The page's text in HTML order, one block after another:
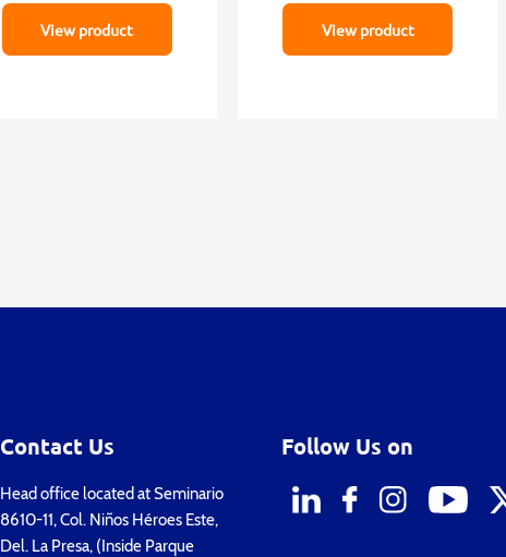
View product View product
Contact Us
Head office located at Seminario
8610-11, Col. Niños Héroes Este,
Del. La Presa, (Inside Parque
Follow Us on